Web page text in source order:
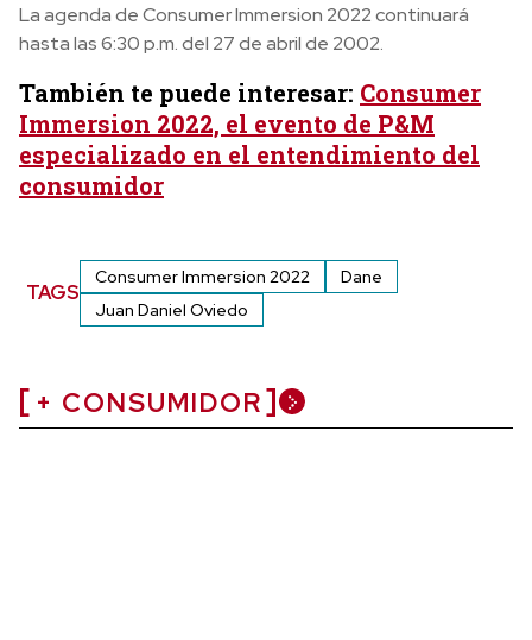
La agenda de Consumer Immersion 2022 continuará
hasta las 6:30 p.m. del 27 de abril de 2002.
También te puede interesar: Consumer
Immersion 2022, el evento de P&M
especializado en el entendimiento del
consumidor
TAGS
Consumer Immersion 2022
Dane
Juan Daniel Oviedo
+ CONSUMIDOR